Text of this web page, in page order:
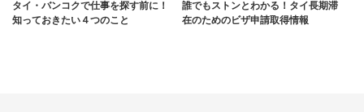
タイ・バンコクで仕事を探す前に！
知っておきたい４つのこと
誰でもストンとわかる！タイ長期滞
在のためのビザ申請取得情報